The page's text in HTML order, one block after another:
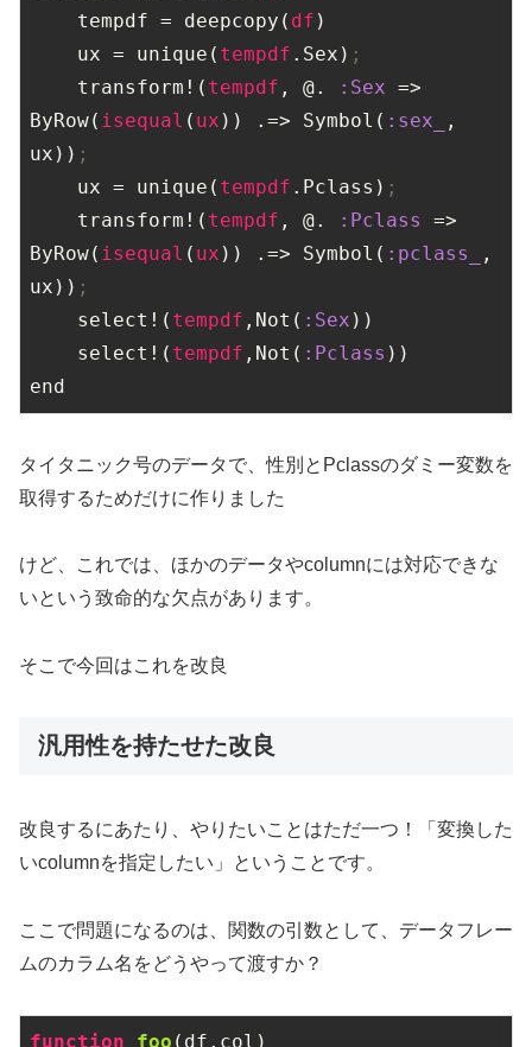
    tempdf = deepcopy(
df )
    ux = unique(
tempdf .Sex) ;
    transform!(
tempdf , @. :Sex =>
ByRow( isequal ( ux )) .=> Symbol( :sex_
,
ux)) ;
    ux = unique(
tempdf .Pclass) ;
    transform!(
tempdf , @. :Pclass
=>
ByRow( isequal ( ux )) .=> Symbol( :pclass_
,
ux)) ;
    select!(
tempdf ,Not( :Sex ))
    select!(
tempdf ,Not( :Pclass ))
end
タイタニック号のデータで、性別とPclassのダミー変数を
取得するためだけに作りました
けど、これでは、ほかのデータやcolumnには対応できな
いという致命的な欠点があります。
そこで今回はこれを改良
汎用性を持たせた改良
改良するにあたり、やりたいことはただ一つ！「変換した
いcolumnを指定したい」ということです。
ここで問題になるのは、関数の引数として、データフレー
ムのカラム名をどうやって渡すか？
function foo (df,col)